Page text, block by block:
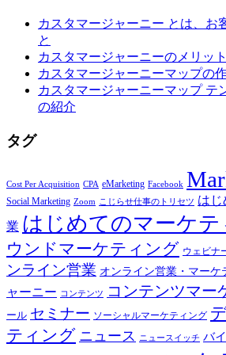
カスタマージャーニー とは、お
と
カスタマージャーニーのメリッ
カスタマージャーニーマップの
カスタマージャーニーマップ テ
の紹介
タグ
Cost Per Acquisition CPA eMarketing Facebook
Social Marketing Zoom こじらせ仕事のトリセツ はじ
業 はじめてのマーケ
ウンドマーケティング ウェビナ
ンライン営業 オンライン営業・マーケ
ャーニー コンテンツ コンテンツマー
ール セミナー ソーシャルマーケティング
ティング ニュース ニュースイッチ バ